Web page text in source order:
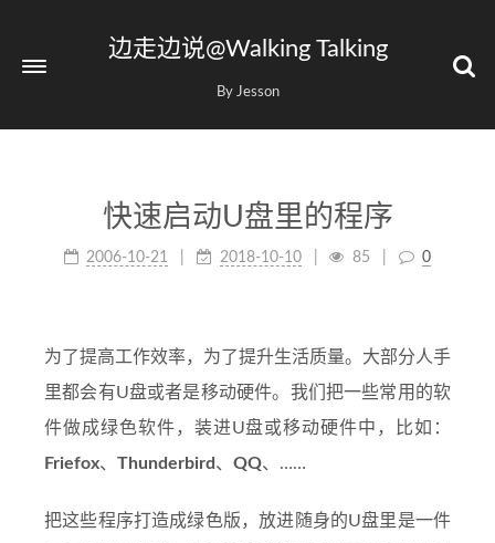
边走边说@Walking Talking
By Jesson
快速启动U盘里的程序
2006-10-21 2018-10-10 85 0
为了提高工作效率，为了提升生活质量。大部分人手
里都会有U盘或者是移动硬件。我们把一些常用的软
件做成绿色软件，装进U盘或移动硬件中，比如：
Friefox、 Thunderbird 、 QQ、……
把这些程序打造成绿色版，放进随身的U盘里是一件